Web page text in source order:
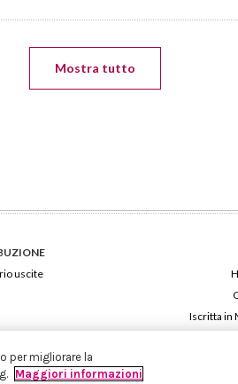
Mostra tutto
uscite
Iscritta in
per migliorare la
Maggiori informazioni